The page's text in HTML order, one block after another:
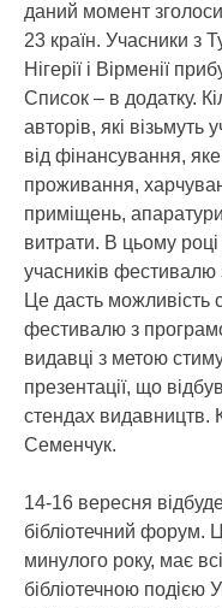
даний момент
23 країн. Учасники з
Нігерії і Вірменії
Список – в додатку.
авторів, які
від фінансування,
проживання,
приміщень,
витрати. В цьому
учасників фестивалю
Це дасть можливість
фестивалю з
видавці з метою
презентації, що
стендах видавництв.
Семенчук.
14-16 вересня
бібліотечний форум.
минулого року, має
бібліотечною подією